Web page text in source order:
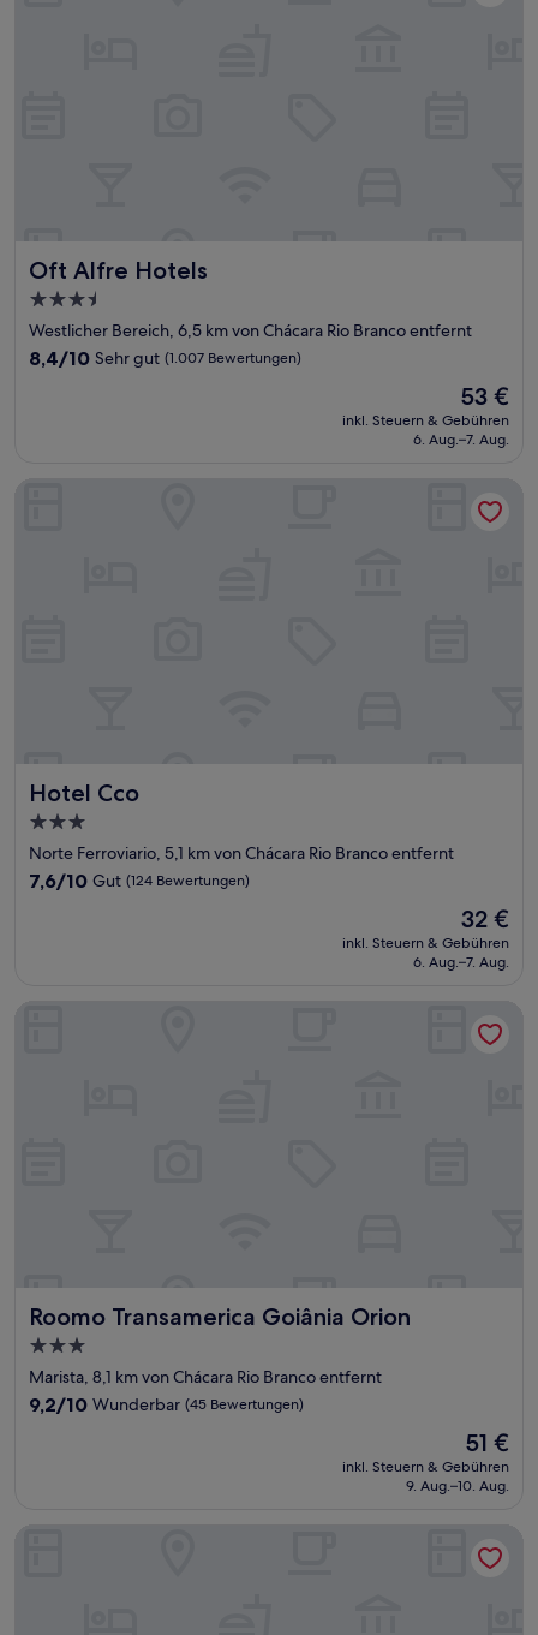
Oft Alfre Hotels
Oft Alfre Hotels
3.5-
Sterne-
Unterkunft
Westlicher Bereich, 6,5 km von Chácara Rio Branco entfernt
8.4
Bewertungen)
8,4/10 Sehr gut (1.007 Bewertungen)
Der
Preis
beträgt
53 €
inkl. Steuern & Gebühren
6. Aug.–7. Aug.
Hotel Cco
Hotel Cco
3.0-
Sterne-
Unterkunft
Norte Ferroviario, 5,1 km von Chácara Rio Branco entfernt
7.6
7,6/10 Gut (124 Bewertungen)
Der
Preis
beträgt
32 €
inkl. Steuern & Gebühren
6. Aug.–7. Aug.
Hotel Cco
Roomo Transamerica Goiânia Orion
Roomo Transamerica Goiânia Orion
3.0-
Sterne-
Unterkunft
Marista, 8,1 km von Chácara Rio Branco entfernt
9.2
9,2/10 Wunderbar (45 Bewertungen)
Der
Preis
beträgt
51 €
inkl. Steuern & Gebühren
9. Aug.–10. Aug.
Allegro Hotel